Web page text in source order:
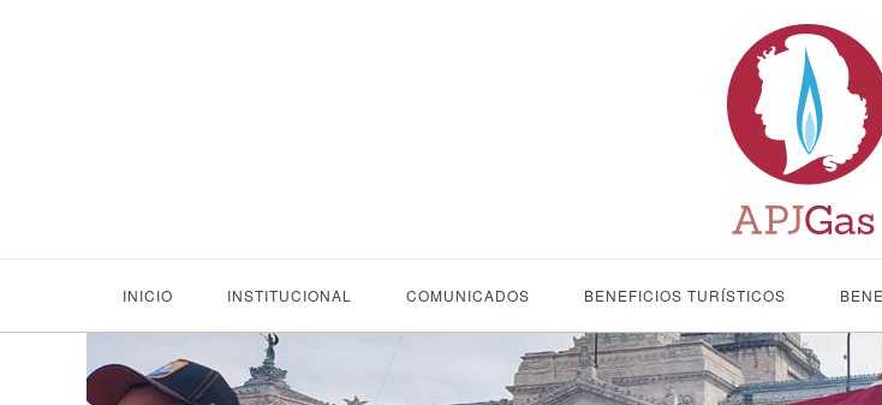
INICIO INSTITUCIONAL COMUNICADOS BENEFICIOS TURÍSTICOS